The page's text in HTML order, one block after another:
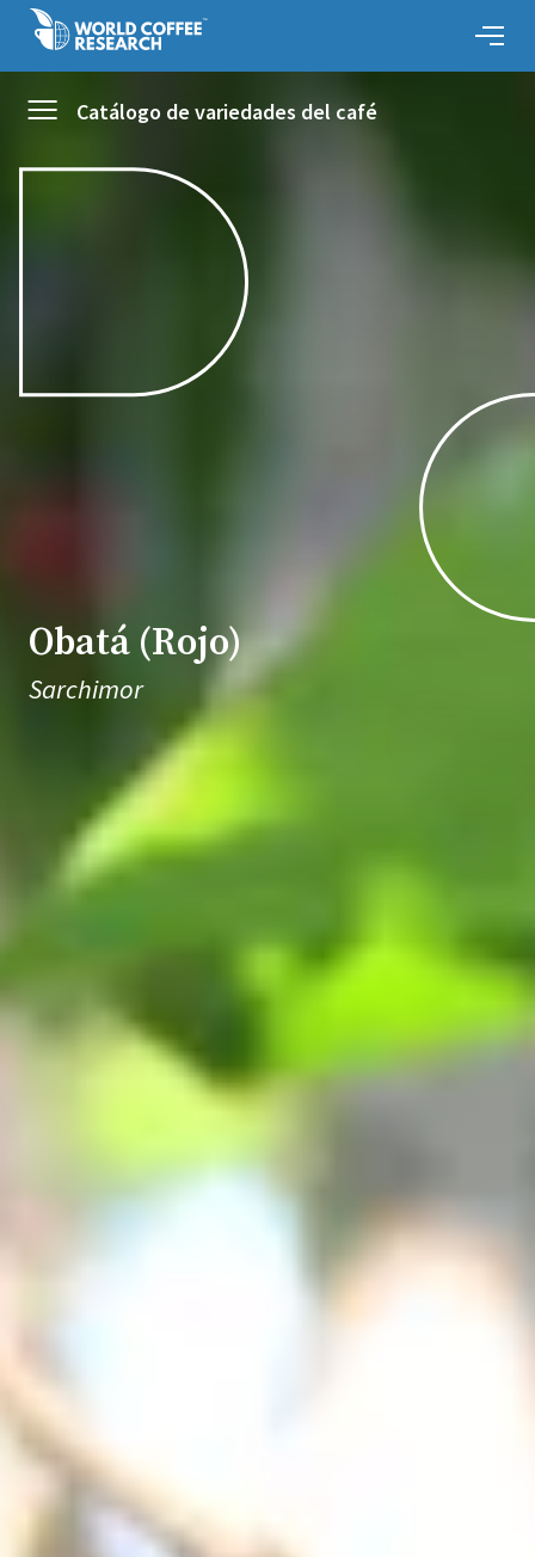
Catálogo de variedades del café
Obatá (Rojo)
Sarchimor